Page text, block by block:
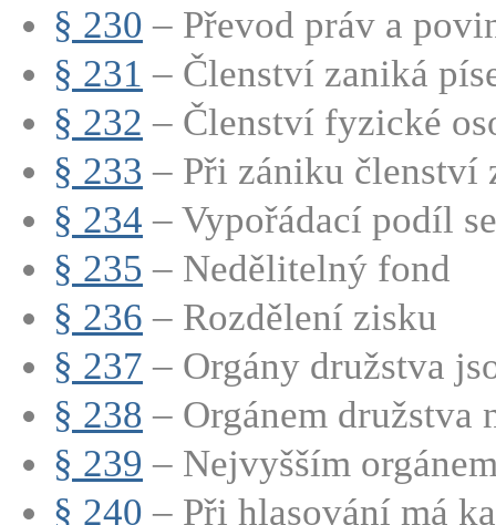
§ 230 – Převod práv a
§ 231 – Členství zaniká
§ 232 – Členství fyzické
§ 233 – Při zániku členství
§ 234 – Vypořádací podíl
§ 235 – Nedělitelný fond
§ 236 – Rozdělení zisku
§ 237 – Orgány družstva
§ 238 – Orgánem družstva
§ 239 – Nejvyšším
§ 240 – Při hlasování má